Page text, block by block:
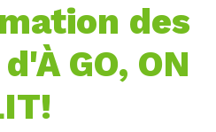
des
GO, ON